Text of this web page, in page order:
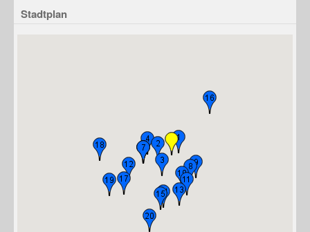
Stadtplan